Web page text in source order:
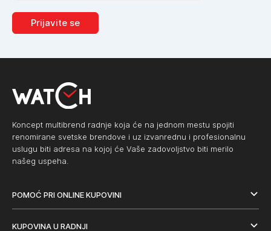
Prijavite se
Koncept multibrend radnje koja će na jednom mestu spojiti
renomirane svetske brendove i uz izvanrednu i profesionalnu
uslugu biti adresa na kojoj će Vaše zadovoljstvo biti merilo
našeg uspeha.
POMOĆ PRI ONLINE KUPOVINI
KUPOVINA U RADNJI